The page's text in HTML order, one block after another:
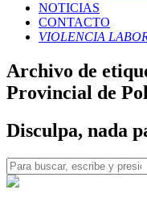
NOTICIAS
CONTACTO
VIOLENCIA
Archivo de
Provincial de
Disculpa, nada